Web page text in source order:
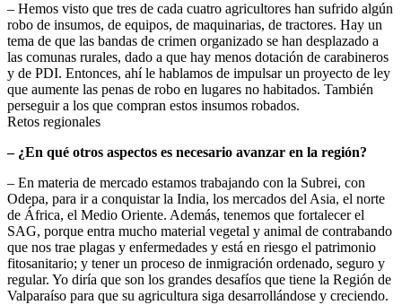
– Hemos visto que tres de cada cuatro agricultores han sufrido algún
robo de insumos, de equipos, de maquinarias, de tractores. Hay un
tema de que las bandas de crimen organizado se han desplazado a
las comunas rurales, dado a que hay menos dotación de carabineros
y de PDI. Entonces, ahí le hablamos de impulsar un proyecto de ley
que aumente las penas de robo en lugares no habitados. También
perseguir a los que compran estos insumos robados.
Retos regionales
– ¿En qué otros aspectos es necesario avanzar en la región?
– En materia de mercado estamos trabajando con la Subrei, con
Odepa, para ir a conquistar la India, los mercados del Asia, el norte
de África, el Medio Oriente. Además, tenemos que fortalecer el
SAG, porque entra mucho material vegetal y animal de contrabando
que nos trae plagas y enfermedades y está en riesgo el patrimonio
fitosanitario; y tener un proceso de inmigración ordenado, seguro y
regular. Yo diría que son los grandes desafíos que tiene la Región de
Valparaíso para que su agricultura siga desarrollándose y creciendo.